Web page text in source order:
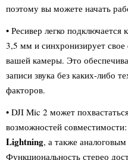
поэтому вы можете начать
• Ресивер легко
3,5 мм и синхронизирует свое
вашей камеры. Это
записи звука без каких-либо
факторов.
• DJI Mic 2 может
возможностей
Lightning, а также
Функциональность стерео